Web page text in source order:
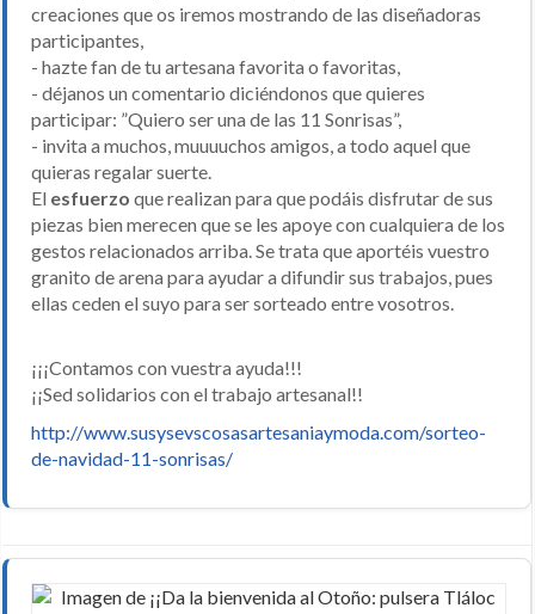
creaciones que os iremos mostrando de las diseñadoras
participantes,
- hazte fan de tu artesana favorita o favoritas,
- déjanos un comentario diciéndonos que quieres
participar: ”Quiero ser una de las 11 Sonrisas”,
- invita a muchos, muuuuchos amigos, a todo aquel que
quieras regalar suerte.
El esfuerzo que realizan para que podáis disfrutar de sus
piezas bien merecen que se les apoye con cualquiera de los
gestos relacionados arriba. Se trata que aportéis vuestro
granito de arena para ayudar a difundir sus trabajos, pues
ellas ceden el suyo para ser sorteado entre vosotros.
¡¡¡Contamos con vuestra ayuda!!!
¡¡Sed solidarios con el trabajo artesanal!!
http://www.susysevscosasartesaniaymoda.com/sorteo-
de-navidad-11-sonrisas/